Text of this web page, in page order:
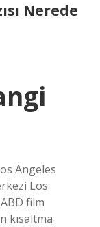
Nerede
Angeles
Los
film
kısaltma